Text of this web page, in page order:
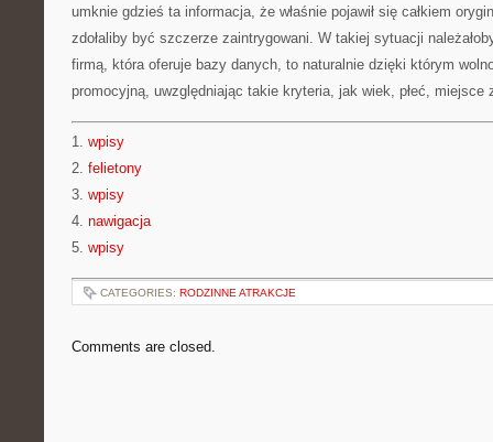
umknie gdzieś ta informacja, że właśnie pojawił się całkiem
zdołaliby być szczerze zaintrygowani. W takiej sytuacji
firmą, która oferuje bazy danych, to naturalnie dzięki którym
promocyjną, uwzględniając takie kryteria, jak wiek, płeć, miejsce
1. wpisy
2. felietony
3. wpisy
4. nawigacja
5. wpisy
CATEGORIES: RODZINNE ATRAKCJE
Comments are closed.